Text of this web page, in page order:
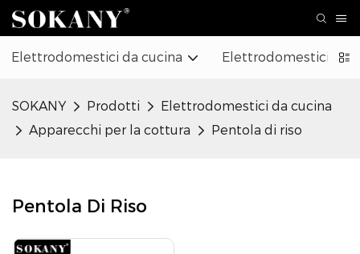
Elettrodomestici da cucina Elettrodomestici
SOKANY Prodotti
Elettrodomestici da cucina
Apparecchi per la cottura
Pentola di riso
Pentola Di Riso